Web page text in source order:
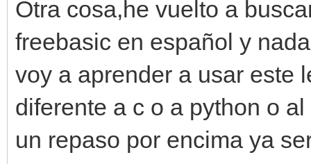
Otra cosa,he vuelto a
freebasic en español y
voy a aprender a usar este
diferente a c o a python o
un repaso por encima ya